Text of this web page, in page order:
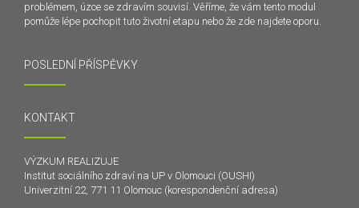
problémem, úzce se zdravím souvisí. Věříme, že vám tento modul
pomůže lépe pochopit tuto životní etapu nebo že zde najdete oporu.
POSLEDNÍ PŘÍSPĚVKY
KONTAKT
VÝZKUM REALIZUJE
Institut sociálního zdraví na UP v Olomouci (OUSHI)
Univerzitní 22, 771 11 Olomouc (korespondenční adresa)